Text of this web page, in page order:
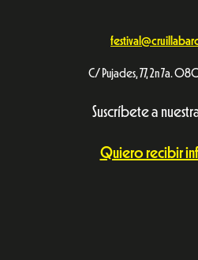
C/ Pujades, 77, 2n 7a.
Suscríbete a
Quiero recibir